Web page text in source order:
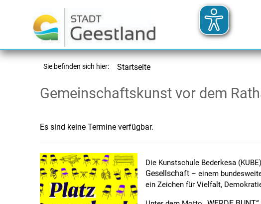
Sie befinden sich hier: Startseite
Gemeinschaftskunst vor dem
Es sind keine Termine verfügbar.
Die Kunstschule Bederkesa
Gesellschaft – einem
ein Zeichen für Vielfalt,